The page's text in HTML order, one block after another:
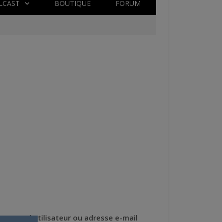
BOUTIQUE FORUM
Nom d'utilisateur ou adresse e-mail